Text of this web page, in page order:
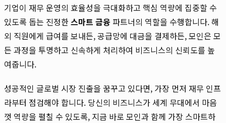
기업이 재무 운영의 효율성을 극대화하고 핵심 역량에 집중할 수
있도록 돕는 진정한스마트 금융 파트너의 역할을 수행합니다. 해
외 직원에게 급여를 보내든, 공급망에 대금을 결제하든, 모인은 모
든 과정을 투명하고 신속하게 처리하여 비즈니스의 신뢰도를 높
여줍니다.
성공적인 글로벌 시장 진출을 꿈꾸고 있다면, 가장 먼저 재무 인프
라부터 점검해야 합니다. 당신의 비즈니스가 세계 무대에서 마음
껏 역량을 펼칠 수 있도록, 지금 바로 모인과 함께 가장 스마트하